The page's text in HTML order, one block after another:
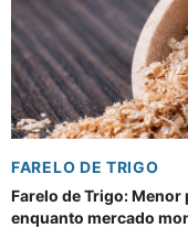
FARELO DE TRIGO
Farelo de Trigo:
enquanto mercado